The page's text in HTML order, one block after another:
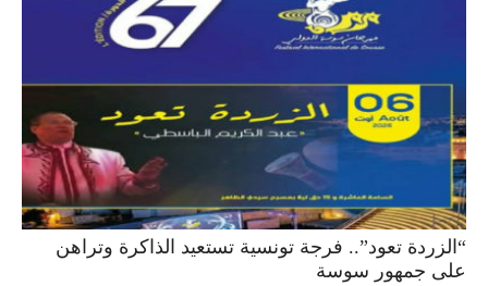
“الزردة تعود”.. فرجة تونسية تستعيد الذاكرة وتراهن
على جمهور سوسة